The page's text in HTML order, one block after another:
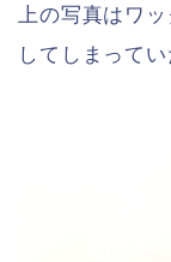
上の写真はワ
してしまってい